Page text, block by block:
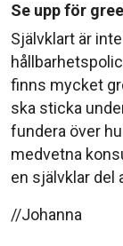
Se upp för
Självklart är
finns mycket
ska sticka
fundera över
medvetna
en självklar del
//Johanna